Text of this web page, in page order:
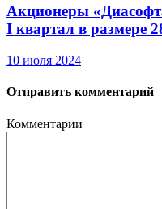
Акционеры
I квартал в размере
10 июля 2024
Отправить комментарий
Комментарии